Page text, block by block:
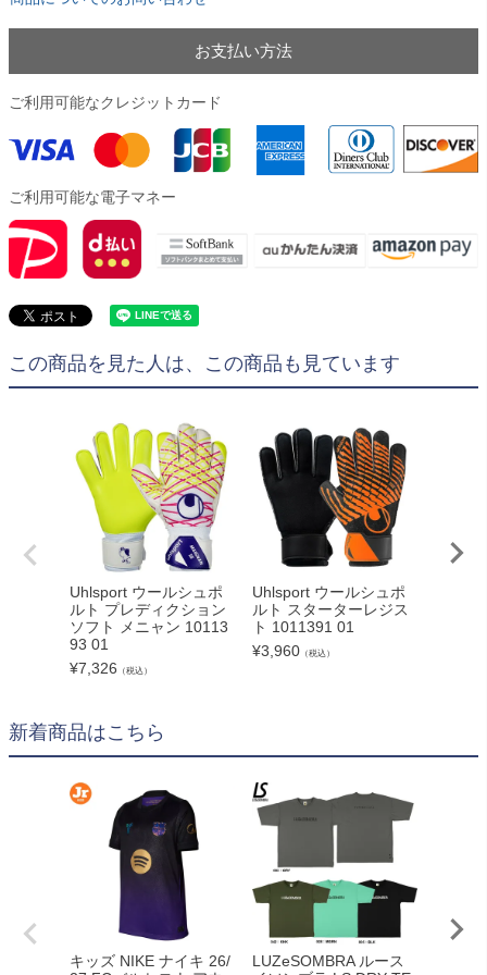
お支払い方法
ご利用可能なクレジットカード
ご利用可能な電子マネー
この商品を見た人は、この商品も見ています
Uhlsport ウールシュポ
ルト プレディクション
ソフト メニャン 10113
93 01
¥7,326 （税込）
Uhlsport ウールシュポ
ルト スターターレジス
ト 1011391 01
¥3,960 （税込）
新着商品はこちら
キッズ NIKE ナイキ 26/
LUZeSOMBRA ルース